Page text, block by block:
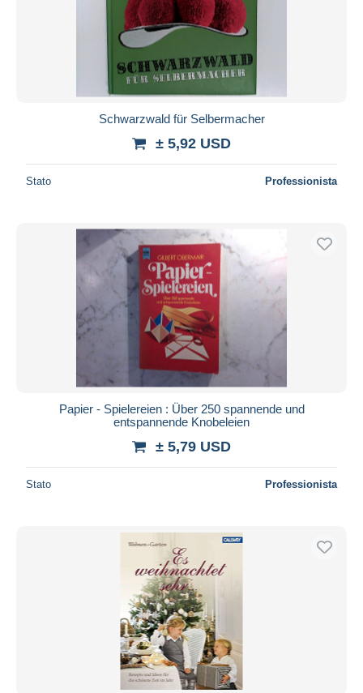
Schwarzwald für Selbermacher
± 5,92 USD
Stato Professionista
Papier - Spielereien : Über 250 spannende und
entspannende Knobeleien
± 5,79 USD
Stato Professionista